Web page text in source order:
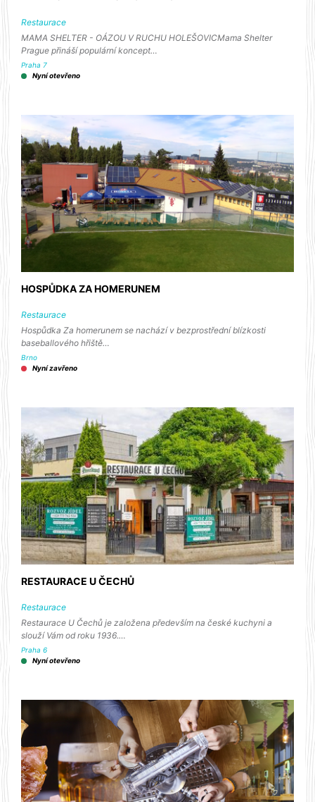
Restaurace
MAMA SHELTER - OÁZOU V RUCHU HOLEŠOVICMama Shelter
Prague přináší populární koncept…
Praha 7
Nyní otevřeno
HOSPŮDKA ZA HOMERUNEM
Restaurace
Hospůdka Za homerunem se nachází v bezprostřední blízkosti
baseballového hřiště…
Brno
Nyní zavřeno
RESTAURACE U ČECHŮ
Restaurace
Restaurace U Čechů je založena především na české kuchyni a
slouží Vám od roku 1936.…
Praha 6
Nyní otevřeno